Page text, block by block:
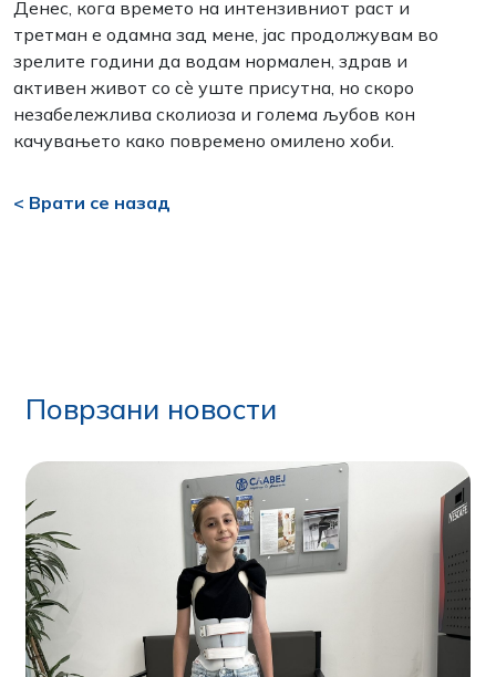
Денес, кога времето на интензивниот раст и
третман е одамна зад мене, јас продолжувам во
зрелите години да водам нормален, здрав и
активен живот со сѐ уште присутна, но скоро
незабележлива сколиоза и голема љубов кон
качувањето како повремено омилено хоби.
< Врати се назад
Поврзани новости